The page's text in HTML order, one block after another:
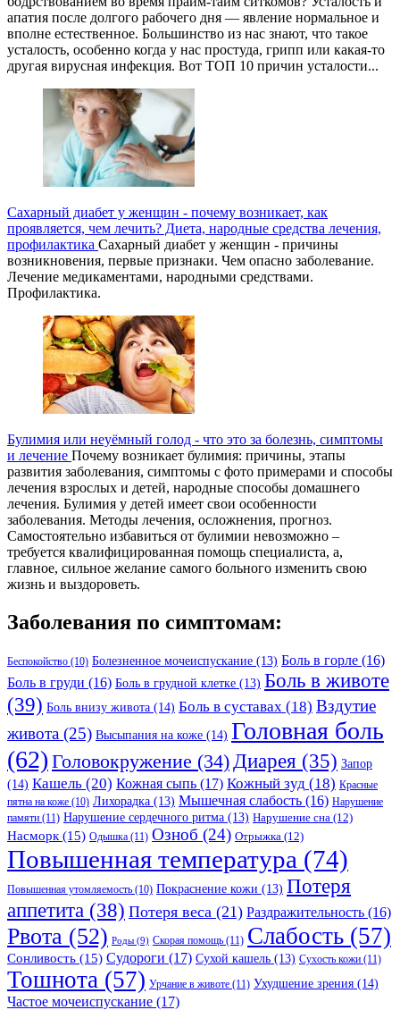
апатия после долгого рабочего дня — явление нормальное и
вполне естественное. Большинство из нас знают, что такое
усталость, особенно когда у нас простуда, грипп или какая-то
другая вирусная инфекция. Вот ТОП 10 причин усталости...
Сахарный диабет у женщин - почему возникает, как
проявляется, чем лечить? Диета, народные средства лечения,
профилактика Сахарный диабет у женщин - причины
возникновения, первые признаки. Чем опасно заболевание.
Лечение медикаментами, народными средствами.
Профилактика.
Булимия или неуёмный голод - что это за болезнь, симптомы
и лечение Почему возникает булимия: причины, этапы
развития заболевания, симптомы с фото примерами и способы
лечения взрослых и детей, народные способы домашнего
лечения. Булимия у детей имеет свои особенности
заболевания. Методы лечения, осложнения, прогноз.
Самостоятельно избавиться от булимии невозможно –
требуется квалифицированная помощь специалиста, а,
главное, сильное желание самого больного изменить свою
жизнь и выздороветь.
Заболевания по симптомам:
Беспокойство (10) Болезненное мочеиспускание (13) Боль в горле (16)
Боль в груди (16) Боль в грудной клетке (13) Боль в животе
(39) Боль внизу живота (14) Боль в суставах (18) Вздутие
живота (25) Высыпания на коже (14) Головная боль
(62) Головокружение (34) Диарея (35) Запор
(14) Кашель (20) Кожная сыпь (17) Кожный зуд (18) Красные
пятна на коже (10) Лихорадка (13) Мышечная слабость (16) Нарушение
памяти (11) Нарушение сердечного ритма (13) Нарушение сна (12)
Насморк (15) Одышка (11) Озноб (24) Отрыжка (12)
Повышенная температура (74)
Повышенная утомляемость (10) Покраснение кожи (13) Потеря
аппетита (38) Потеря веса (21) Раздражительность (16)
Рвота (52) Роды (9) Скорая помощь (11) Слабость (57)
Сонливость (15) Судороги (17) Сухой кашель (13) Сухость кожи (11)
Тошнота (57) Урчание в животе (11) Ухудшение зрения (14)
Частое мочеиспускание (17)